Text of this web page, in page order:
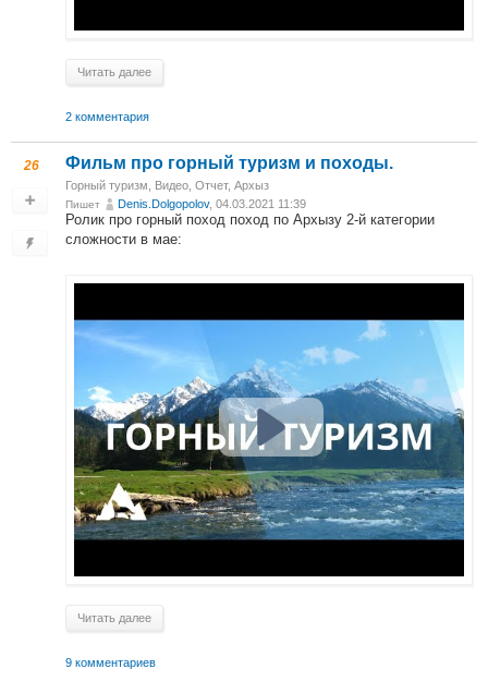
Читать далее
2 комментария
26 Фильм про горный туризм и походы.
Горный туризм Видео Отчет, Архыз
Пишет Denis.Dolgopolov, 04.03.2021 11:39
Ролик про горный поход поход по Архызу 2-й категории
сложности в мае:
Читать далее
9 комментариев